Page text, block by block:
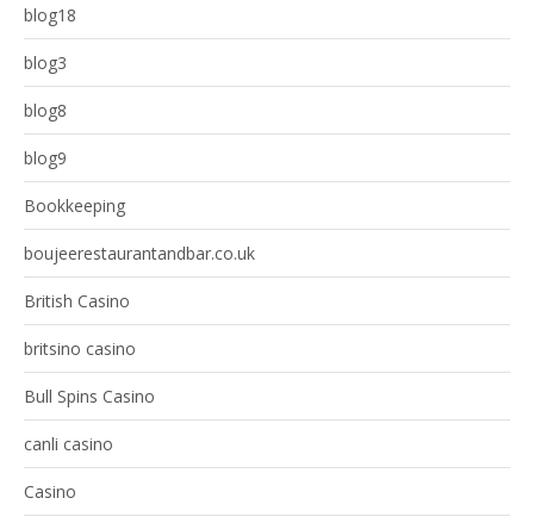
blog18
blog3
blog8
blog9
Bookkeeping
boujeerestaurantandbar.co.uk
British Casino
britsino casino
Bull Spins Casino
canli casino
Casino